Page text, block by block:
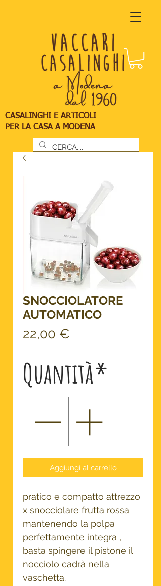
CASALINGHI E ARTICOLI
PER LA CASA A MODENA
SNOCCIOLATORE
AUTOMATICO
22,00 €
Quantità*
Aggiungi al carrello
pratico e compatto attrezzo
x snocciolare frutta rossa
mantenendo la polpa
perfettamente integra ,
basta spingere il pistone il
nocciolo cadrà nella
vaschetta.